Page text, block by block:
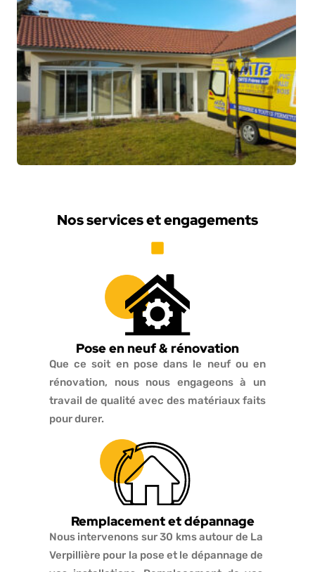
Nos services et engagements
Pose en neuf & rénovation
Que ce soit en pose dans le neuf ou en
rénovation, nous nous engageons à un
travail de qualité avec des matériaux faits
pour durer.
Remplacement et dépannage
Nous intervenons sur 30 kms autour de La
Verpillière pour la pose et le dépannage de